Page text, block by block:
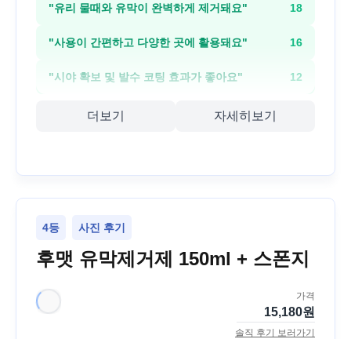
"유리 물때와 유막이 완벽하게 제거돼요" 18
"사용이 간편하고 다양한 곳에 활용돼요" 16
"시야 확보 및 발수 코팅 효과가 좋아요" 12
더보기 자세히보기
4등 사진 후기
후맷 유막제거제 150ml + 스폰지
가격
15,180원
솔직 후기 보러가기